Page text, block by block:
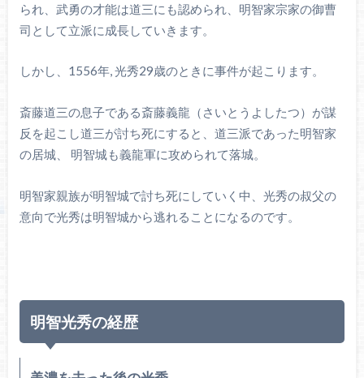
られ、武勇の才能は道三にも認められ、明智家宗家の御曹
司として立派に成長していきます。
しかし、1556年, 光秀29歳のときに事件が起こります。
斎藤道三の息子である斎藤義龍（さいとうよしたつ）が謀
反を起こし道三が討ち死にすると、道三派であった明智家
の居城、 明智城も義龍軍に攻められて落城。
明智家親族が明智城で討ち死にしていく中、光秀の叔父の
意向で光秀は明智城から逃れることになるのです。
明智光秀の経歴